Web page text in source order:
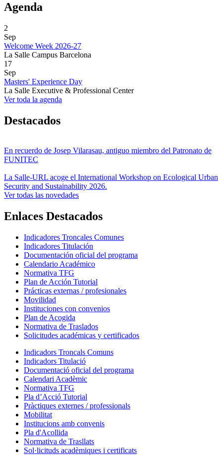
Agenda
2
Sep
Welcome Week 2026-27
La Salle Campus Barcelona
17
Sep
Masters' Experience Day
La Salle Executive & Professional Center
Ver toda la agenda
Destacados
En recuerdo de Josep Vilarasau, antiguo miembro del Patronato de
FUNITEC
La Salle-URL acoge el International Workshop on Ecological Urban
Security and Sustainability 2026.
Ver todas las novedades
Enlaces Destacados
Indicadores Troncales Comunes
Indicadores Titulación
Documentación oficial del programa
Calendario Académico
Normativa TFG
Plan de Acción Tutorial
Prácticas externas / profesionales
Movilidad
Instituciones con convenios
Plan de Acogida
Normativa de Traslados
Solicitudes académicas y certificados
Indicadors Troncals Comuns
Indicadors Titulació
Documentació oficial del programa
Calendari Acadèmic
Normativa TFG
Pla d’Acció Tutorial
Pràctiques externes / professionals
Mobilitat
Institucions amb convenis
Pla d'Acollida
Normativa de Trasllats
Sol·licituds acadèmiques i certificats